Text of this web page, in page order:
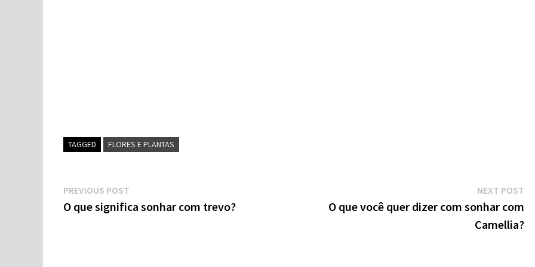
TAGGED FLORES E PLANTAS
Navegação
de
PREVIOUS POST
post:
O que significa sonhar com trevo?
NEXT POST
O que você quer dizer com sonhar com
Camellia?